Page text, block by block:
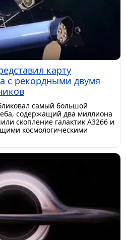
карту
с рекордными двумя
самый большой
содержащий два миллиона
скопление галактик A3266 и
космологическими